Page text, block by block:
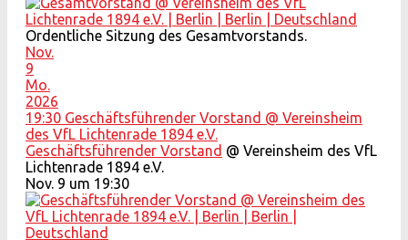
Ordentliche Sitzung des Gesamtvorstands.
Nov.
9
Mo.
2026
19:30 Geschäftsführender Vorstand @ Vereinsheim
des VfL Lichtenrade 1894 e.V.
Geschäftsführender Vorstand @ Vereinsheim des VfL
Lichtenrade 1894 e.V.
Nov. 9 um 19:30